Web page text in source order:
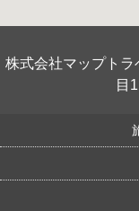
株式会社マップト
目